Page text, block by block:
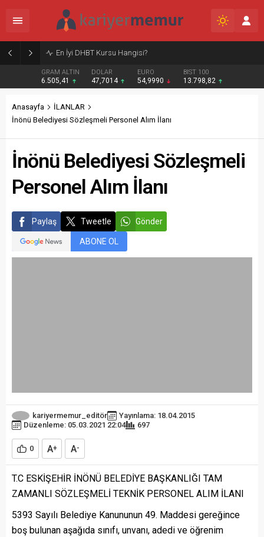
Burcular Pen — Sakarya’da doğru sistem, temiz montaj
GRAM ALTIN
6.505,41
DOLAR
47,7014
EURO
54,9990
BIST 100
13.798,82
Anasayfa
İLANLAR
İnönü Belediyesi Sözleşmeli Personel Alım İlanı
İnönü Belediyesi Sözleşmeli
Personel Alım İlanı
Paylaş Tweetle Gönder
ABONE OL
kariyermemur_editör
Yayınlama: 18.04.2015
Düzenleme: 05.03.2021 22:04
697
0 A+ A-
T.C ESKİŞEHİR İNÖNÜ BELEDİYE BAŞKANLIĞI TAM
ZAMANLI SÖZLEŞMELİ TEKNİK PERSONEL ALIM İLANI
5393 Sayılı Belediye Kanununun 49. Maddesi gereğince
boş bulunan aşağıda sınıfı, unvanı, adedi ve öğrenim